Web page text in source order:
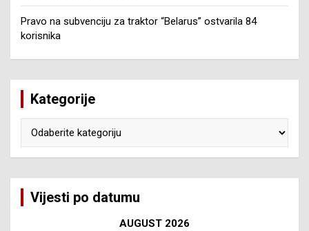
Pravo na subvenciju za traktor “Belarus” ostvarila 84
korisnika
Kategorije
Vijesti po datumu
AUGUST 2026